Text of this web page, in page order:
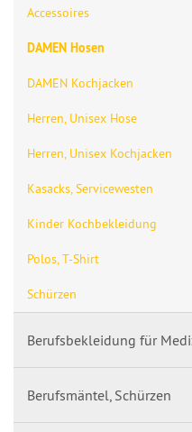
Accessoires
DAMEN Hosen
DAMEN Kochjacken
Herren, Unisex Hose
Herren, Unisex Kochjacken
Kasacks, Servicewesten
Kinder Kochbekleidung
Polos, T-Shirt
Schürzen
Berufsbekleidung für
Berufsmäntel, Schürzen